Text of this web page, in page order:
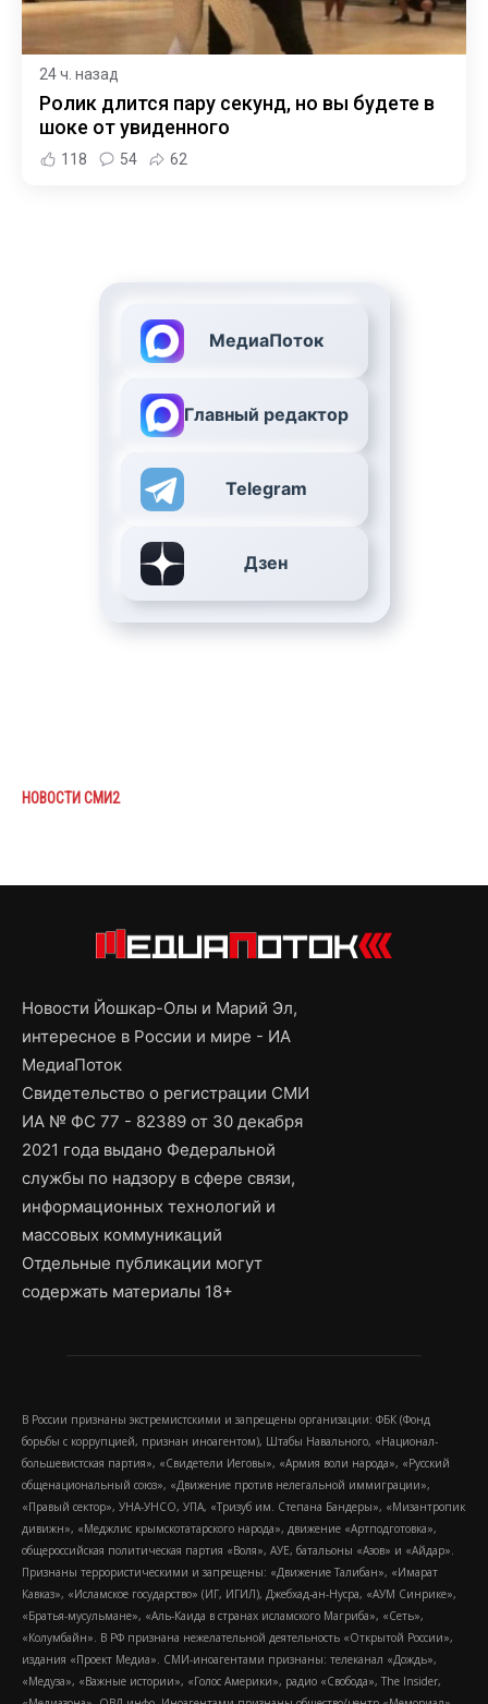
24 ч. назад
Ролик длится пару секунд, но вы будете в
шоке от увиденного
118 54 62
МедиаПоток
Главный редактор
Telegram
Дзен
НОВОСТИ СМИ2
Новости Йошкар-Олы и Марий Эл,
интересное в России и мире - ИА
МедиаПоток
Свидетельство о регистрации СМИ
ИА № ФС 77 - 82389 от 30 декабря
2021 года выдано Федеральной
службы по надзору в сфере связи,
информационных технологий и
массовых коммуникаций
Отдельные публикации могут
содержать материалы 18+
В России признаны экстремистскими и запрещены организации: ФБК (Фонд
борьбы с коррупцией, признан иноагентом), Штабы Навального, «Национал-
большевистская партия», «Свидетели Иеговы», «Армия воли народа», «Русский
общенациональный союз», «Движение против нелегальной иммиграции»,
«Правый сектор», УНА-УНСО, УПА, «Тризуб им. Степана Бандеры», «Мизантропик
дивижн», «Меджлис крымскотатарского народа», движение «Артподготовка»,
общероссийская политическая партия «Воля», АУЕ, батальоны «Азов» и «Айдар».
Признаны террористическими и запрещены: «Движение Талибан», «Имарат
Кавказ», «Исламское государство» (ИГ, ИГИЛ), Джебхад-ан-Нусра, «АУМ Синрике»,
«Братья-мусульмане», «Аль-Каида в странах исламского Магриба», «Сеть»,
«Колумбайн». В РФ признана нежелательной деятельность «Открытой России»,
издания «Проект Медиа». СМИ-иноагентами признаны: телеканал «Дождь»,
«Медуза», «Важные истории», «Голос Америки», радио «Свобода», The Insider,